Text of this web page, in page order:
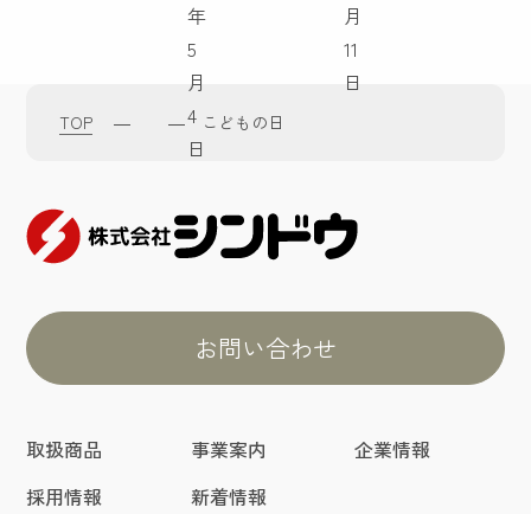
年
5
月
4
日
月
11
日
TOP ― ― こどもの日
お問い合わせ
取扱商品 事業案内
企業情報
採用情報
新着情報